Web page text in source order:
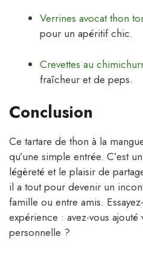
Verrines avocat thon
pour un apéritif chic.
Crevettes au
fraîcheur et de peps.
Conclusion
Ce tartare de thon à la
qu’une simple entrée. C’est
légèreté et le plaisir de
il a tout pour devenir un
famille ou entre amis.
expérience : avez-vous
personnelle ?